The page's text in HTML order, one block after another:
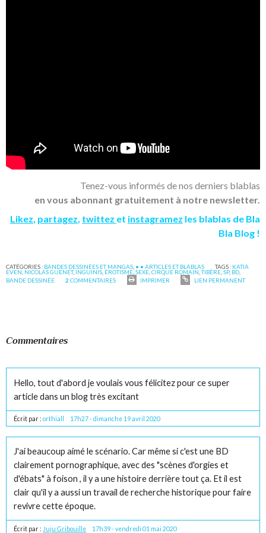
Tenez-vous informés de nos derniers blablas
en vous abonnant gratuitement à notre newsletter.
Likez partagez twittez et instagramez les blablas de Bla
Bla Blog !
CATÉGORIES : BANDES DESSINÉES ET MANGAS • • ARTICLES ET BLABLAS TAGS : KATIA
EVEN NICOLAS GUENET, INGUINIS ÉROTISME ,SEXE ,CIRQUE ROMAIN ,TIBÈRE ,SP, BD
BANDE DESSINÉE
2 COMMENTAIRES IMPRIMER LIEN PERMANENT
Commentaires
Hello, tout d'abord je voulais vous félicitez pour ce super
article dans un blog très excitant
Écrit par :orthiall 17h27-dimanche 19 avril 2020
J'ai beaucoup aimé le scénario. Car même si c'est une BD
clairement pornographique, avec des "scènes d'orgies et
d'ébats" à foison , il y a une histoire derrière tout ça. Et il est
clair qu'il y a aussi un travail de recherche historique pour faire
revivre cette époque.
Écrit par : Juju Gribouille 17h39-vendredi 01 mai 2020